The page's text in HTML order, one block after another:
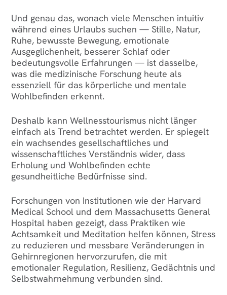
Und genau das, wonach viele Menschen intuitiv
während eines Urlaubs suchen — Stille, Natur,
Ruhe, bewusste Bewegung, emotionale
Ausgeglichenheit, besserer Schlaf oder
bedeutungsvolle Erfahrungen — ist dasselbe,
was die medizinische Forschung heute als
essenziell für das körperliche und mentale
Wohlbefinden erkennt.
Deshalb kann Wellnesstourismus nicht länger
einfach als Trend betrachtet werden. Er spiegelt
ein wachsendes gesellschaftliches und
wissenschaftliches Verständnis wider, dass
Erholung und Wohlbefinden echte
gesundheitliche Bedürfnisse sind.
Forschungen von Institutionen wie der Harvard
Medical School und dem Massachusetts General
Hospital haben gezeigt, dass Praktiken wie
Achtsamkeit und Meditation helfen können, Stress
zu reduzieren und messbare Veränderungen in
Gehirnregionen hervorzurufen, die mit
emotionaler Regulation, Resilienz, Gedächtnis und
Selbstwahrnehmung verbunden sind.